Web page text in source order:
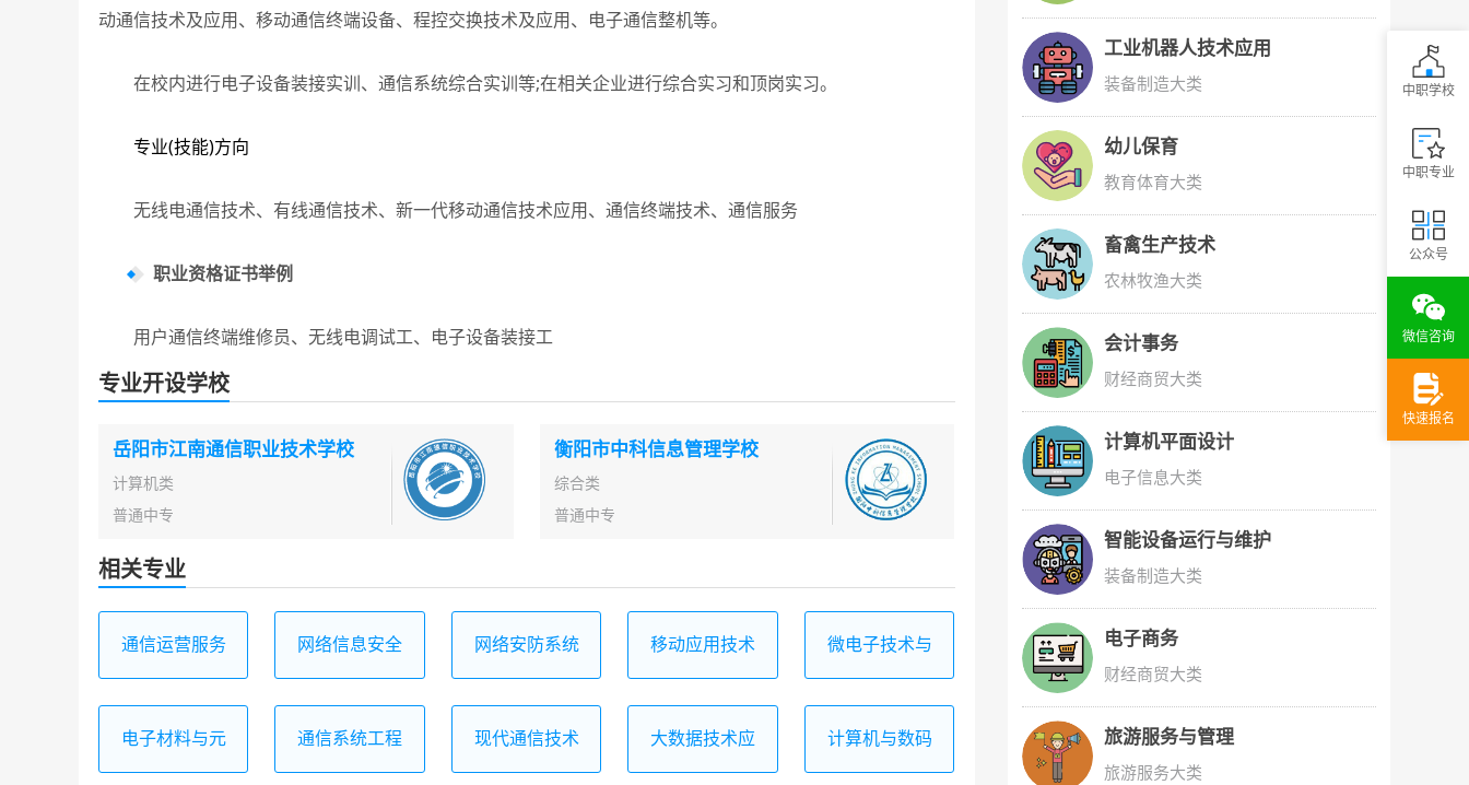
动通信技术及应用、移动通信终端设备、程控交换技术及应用、电子通信整机等。
在校内进行电子设备装接实训、通信系统综合实训等;在相关企业进行综合实习和顶岗实习。
专业(技能)方向
无线电通信技术、有线通信技术、新一代移动通信技术应用、通信终端技术、通信服务
职业资格证书举例
用户通信终端维修员、无线电调试工、电子设备装接工
专业开设学校
岳阳市江南通信职业技术学校
计算机类
普通中专
衡阳市中科信息管理学校
综合类
普通中专
相关专业
通信运营服务 网络信息安全
网络安防系统
移动应用技术
微电子技术与
电子材料与元
通信系统工程
现代通信技术
大数据技术应
计算机与数码
工业机器人技术应用
装备制造大类
幼儿保育
教育体育大类
畜禽生产技术
农林牧渔大类
会计事务
财经商贸大类
计算机平面设计
电子信息大类
智能设备运行与维护
装备制造大类
电子商务
财经商贸大类
旅游服务与管理
旅游服务大类
中职学校
中职专业
公众号
微信咨询
快速报名